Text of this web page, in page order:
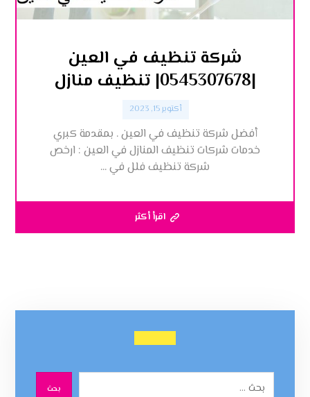
شركة تنظيف في العين
|0545307678| تنظيف منازل
أكتوبر 15, 2023
أفضل شركة تنظيف في العين . بمقدمة كبري
خدمات شركات تنظيف المنازل في العين : ارخص
شركة تنظيف فلل في ...
اقرأ أكثر
بحث